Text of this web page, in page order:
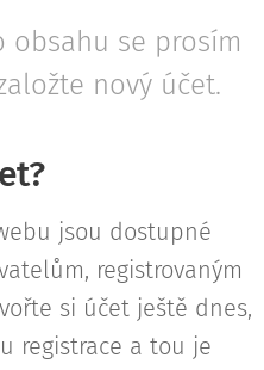
obsahu se prosím
nový účet.
jsou dostupné
registrovaným
si účet ještě dnes,
registrace a tou je